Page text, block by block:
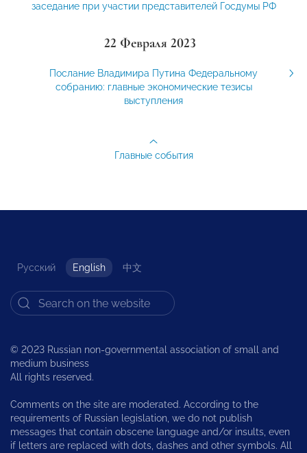
заседание при участии представителей Госдумы РФ
22 Февраля 2023
Послание Владимира Путина Федеральному
собранию: главные экономические тезисы
выступления
Главные события
Русский English 中文
© 2023 Russian non-governmental association of small and
medium business
All rights reserved.
Comments on the site are moderated. According to the
requirements of Russian legislation, we do not publish
messages that contain obscene language and/or insults, even
if letters are replaced with dots, dashes and other symbols. All